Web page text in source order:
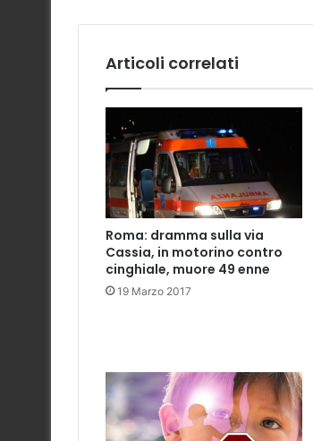
Articoli correlati
Roma: dramma sulla via
Cassia, in motorino contro
cinghiale, muore 49 enne
19 Marzo 2017